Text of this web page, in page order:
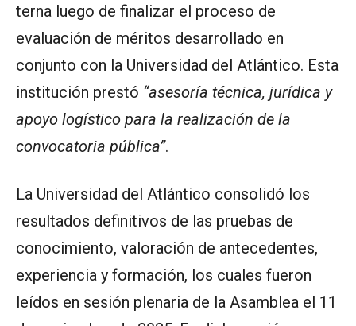
terna luego de finalizar el proceso de
evaluación de méritos desarrollado en
conjunto con la Universidad del Atlántico. Esta
institución prestó “asesoría técnica, jurídica y
apoyo logístico para la realización de la
convocatoria pública”.
La Universidad del Atlántico consolidó los
resultados definitivos de las pruebas de
conocimiento, valoración de antecedentes,
experiencia y formación, los cuales fueron
leídos en sesión plenaria de la Asamblea el 11